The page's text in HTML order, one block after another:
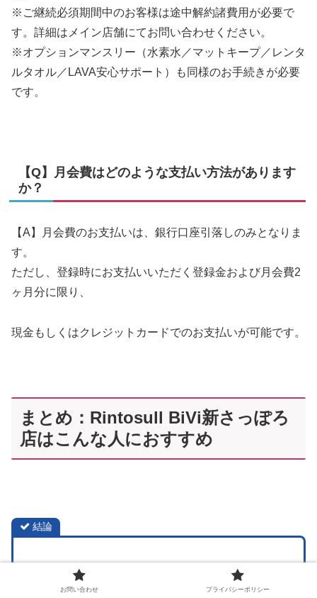
※ご継続必須期間中のお客様は途中解約諸費用が必要で
す。詳細はメイン店舗にてお問い合わせください。
※オプションマンスリー（水素水／マットキープ／レンタ
ルタオル／LAVA安心サポート）も同様のお手続きが必要
です。
【Q】月会費はどのような支払い方法があります
か？
【A】月会費のお支払いは、銀行口座引落しのみとなりま
す。
ただし、登録時にお支払いいただく登録金および月会費2
ヶ月分に限り、
現金もしくはクレジットカードでのお支払いが可能です。
まとめ：Rintosull BiVi新さっぽろ
店はこんな人におすすめ
結論
リーズナブルにマシンピラティスを
お問い合わせ プライバシーポリシー